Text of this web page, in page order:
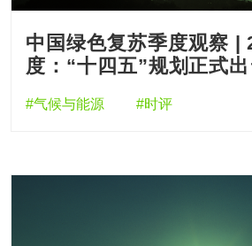
中国绿色复苏季度观察 |
度：“十四五”规划正式
#气候与能源 #时评